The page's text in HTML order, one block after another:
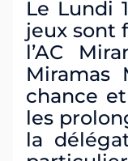
Le Lundi
jeux sont
l’AC
Miramas
chance
les
la